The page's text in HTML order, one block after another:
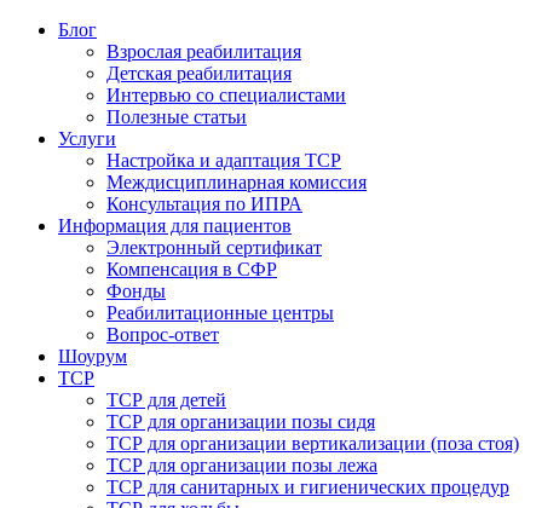
Блог
Взрослая реабилитация
Детская реабилитация
Интервью со специалистами
Полезные статьи
Услуги
Настройка и адаптация ТСР
Междисциплинарная комиссия
Консультация по ИПРА
Информация для пациентов
Электронный сертификат
Компенсация в СФР
Фонды
Реабилитационные центры
Вопрос-ответ
Шоурум
ТСР
ТСР для детей
ТСР для организации позы сидя
ТСР для организации вертикализации (поза стоя)
ТСР для организации позы лежа
ТСР для санитарных и гигиенических процедур